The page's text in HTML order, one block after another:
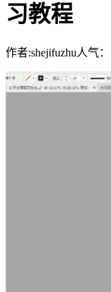
习教程
作者:shejifuzhu人气：